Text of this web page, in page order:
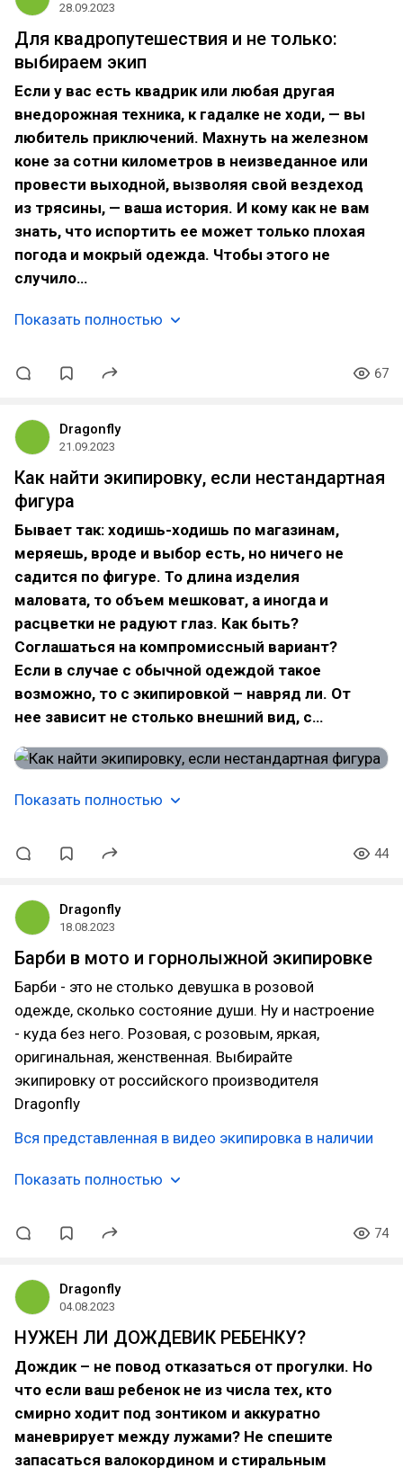
28.09.2023
Для квадропутешествия и не только:
выбираем экип
Если у вас есть квадрик или любая другая
внедорожная техника, к гадалке не ходи, — вы
любитель приключений. Махнуть на железном
коне за сотни километров в неизведанное или
провести выходной, вызволяя свой вездеход
из трясины, — ваша история. И кому как не вам
знать, что испортить ее может только плохая
погода и мокрый одежда. Чтобы этого не
случило…
Показать полностью
67
Dragonfly
21.09.2023
Как найти экипировку, если нестандартная
фигура
Бывает так: ходишь-ходишь по магазинам,
меряешь, вроде и выбор есть, но ничего не
садится по фигуре. То длина изделия
маловата, то объем мешковат, а иногда и
расцветки не радуют глаз. Как быть?
Соглашаться на компромиссный вариант?
Если в случае с обычной одеждой такое
возможно, то с экипировкой – навряд ли. От
нее зависит не столько внешний вид, с…
Показать полностью
44
Dragonfly
18.08.2023
Барби в мото и горнолыжной экипировке
Барби - это не столько девушка в розовой
одежде, сколько состояние души. Ну и настроение
- куда без него. Розовая, с розовым, яркая,
оригинальная, женственная. Выбирайте
экипировку от российского производителя
Dragonfly
Вся представленная в видео экипировка в наличии
Показать полностью
74
Dragonfly
04.08.2023
НУЖЕН ЛИ ДОЖДЕВИК РЕБЕНКУ?
Дождик – не повод отказаться от прогулки. Но
что если ваш ребенок не из числа тех, кто
смирно ходит под зонтиком и аккуратно
маневрирует между лужами? Не спешите
запасаться валокордином и стиральным